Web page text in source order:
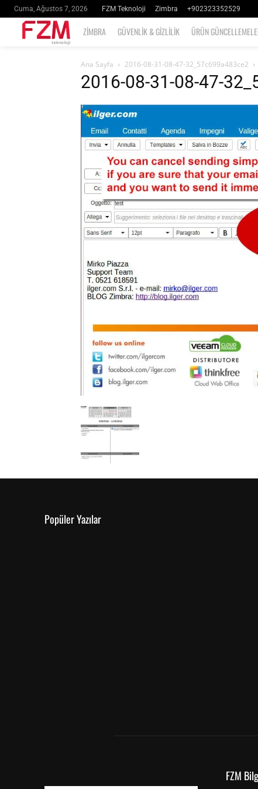
Cuma, Ağustos 7, 2026 FZM Teknoloji Zimbra +902323352529
ZIMBRA GÜVENLIK & GIZLILIK ÜRÜN
Ana Sayfa 2016-08-31-08-47-32_57c699a483ce2
2016-08-31-08-47-
Popüler Yazılar
FZM